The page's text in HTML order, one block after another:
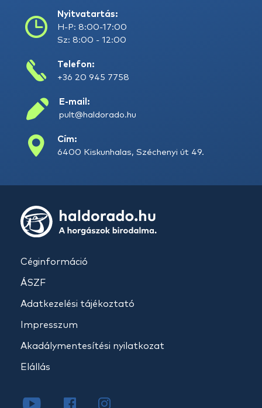
Nyitvatartás:
H-P: 8:00-17:00
Sz: 8:00 - 12:00
Telefon:
+36 20 945 7758
E-mail:
pult@haldorado.hu
Cím:
6400 Kiskunhalas, Széchenyi út 49.
Céginformáció
ÁSZF
Adatkezelési tájékoztató
Impresszum
Akadálymentesítési nyilatkozat
Elállás